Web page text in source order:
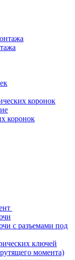
коронок
коронок
с разъемами под
ключей
момента)